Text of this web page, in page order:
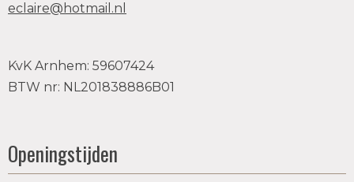
eclaire@hotmail.nl
KvK Arnhem: 59607424
BTW nr: NL201838886B01
Openingstijden